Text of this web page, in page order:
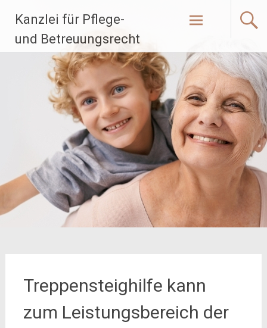
Inhalt
springen
Kanzlei für Pflege-
und Betreuungsrecht
Treppensteighilfe kann
zum Leistungsbereich der